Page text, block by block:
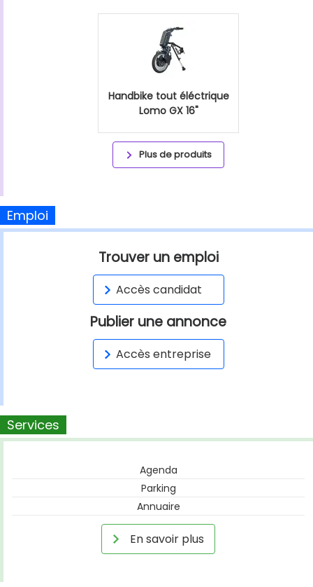
Handbike tout éléctrique
Lomo GX 16"
Plus de produits
Emploi
Trouver un emploi
Accès candidat
Publier une annonce
Accès entreprise
Services
Agenda
Parking
Annuaire
En savoir plus